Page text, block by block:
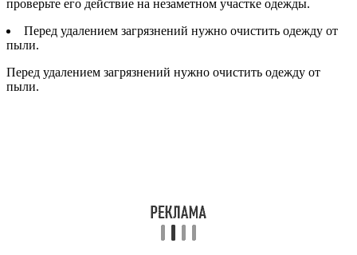
проверьте его действие на незаметном участке одежды.
Перед удалением загрязнений нужно очистить одежду от
пыли.
Перед удалением загрязнений нужно очистить одежду от
пыли.